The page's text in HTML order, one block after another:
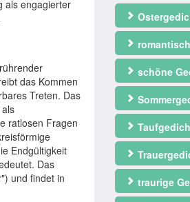
als engagierter
das Kommen
Treten. Das
ratlosen Fragen
Endgültigkeit
Das
und findet in
schöne
traurige